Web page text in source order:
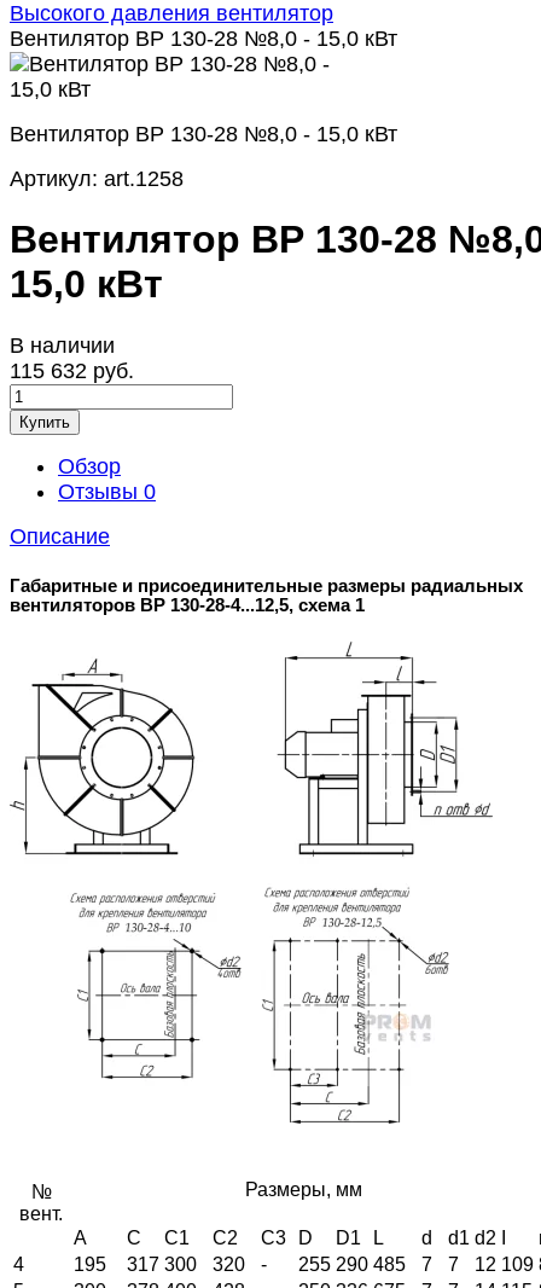
Высокого давления вентилятор
Вентилятор ВР 130-28 №8,0 - 15,0 кВт
Вентилятор ВР 130-28 №8,0 - 15,0 кВт
Артикул: art.1258
Вентилятор ВР 130-28
15,0 кВт
В наличии
115 632 руб.
Купить
Обзор
Отзывы 0
Описание
Габаритные и присоединительные размеры радиальных
вентиляторов ВР 130-28-4...12,5, схема 1
№
вент.
Размеры, мм
А C C1 C2 C3 D D1 L d d1 d2
4
195 317 300 320 - 255 290 485 7 7 12 109